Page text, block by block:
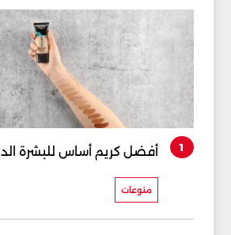
1 أفضل كريم أساس للبشرة
منوعات